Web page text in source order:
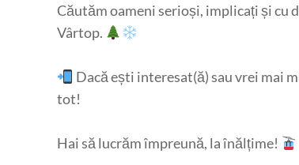
Căutăm oameni serioși, implicați și cu
Vârtop.
Dacă ești interesat(ă) sau vrei mai
tot!
Hai să lucrăm împreună, la înălțime!